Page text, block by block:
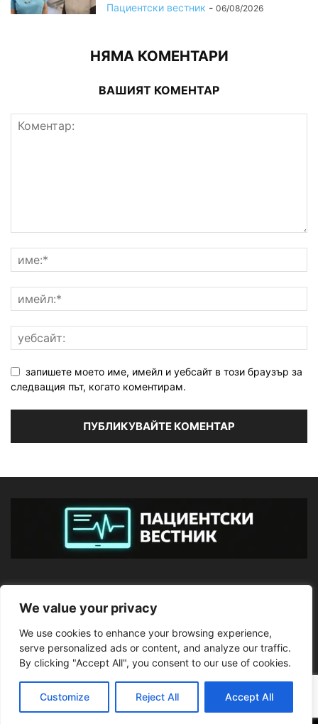
We value your privacy
We use cookies to enhance your browsing experience,
serve personalized ads or content, and analyze our traffic.
By clicking "Accept All", you consent to our use of cookies.
Customize Reject All Accept All
Пациентски вестник - 06/08/2026
НЯМА КОМЕНТАРИ
ВАШИЯТ КОМЕНТАР
запишете моето име, имейл и уебсайт в този браузър за
следващия път, когато коментирам.
ПОСЛЕДВАЙТЕ НИ